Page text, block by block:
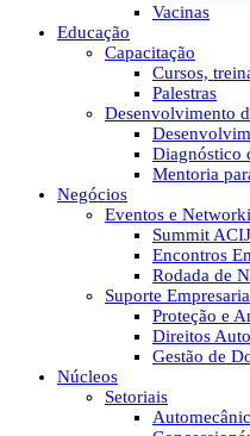
Vacinas
Educação
Capacitação
Cursos,
Palestras
Desenvolvimento
Diagnóstico
Mentoria
Negócios
Eventos e
Summit
Encontros
Rodada de
Suporte
Proteção e
Direitos
Gestão de
Núcleos
Setoriais